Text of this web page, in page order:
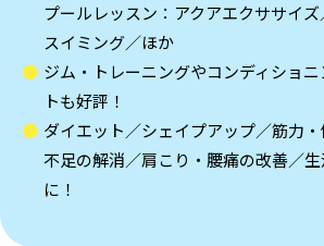
プールレッスン：アクアエクササイ
スイミング／ほか
ジム・トレーニングやコンディショ
トも好評！
ダイエット／シェイプアップ／筋力
不足の解消／肩こり・腰痛の改善／
に！